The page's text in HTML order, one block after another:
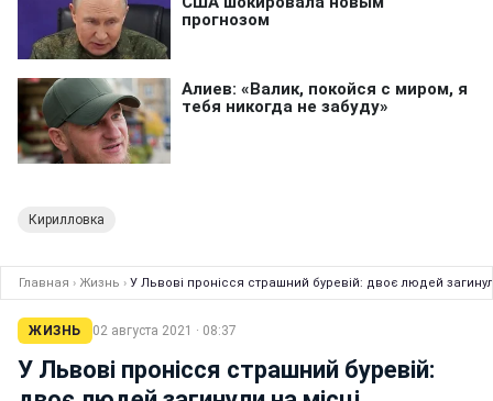
Кирилловка
Главная › Жизнь › У Львові пронісся страшний буревій: двоє людей
ЖИЗНЬ 02 августа 2021 · 08:37
У Львові пронісся страшний буревій: